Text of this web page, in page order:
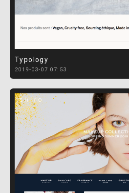
Typology
2019-03-07 07:53